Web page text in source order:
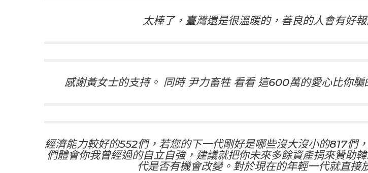
太棒了，臺灣還是很溫暖的，善良的人會有好報
感謝黃女士的支持。 同時 尹力畜牲 看看 這600萬的愛心比你騙
經濟能力較好的552們，若您的下一代剛好是哪些沒大沒小的817們
們體會你我曾經過的自立自強，建議就把你未來多餘資產捐來贊助
代是否有機會改變。對於現在的年輕一代就直接